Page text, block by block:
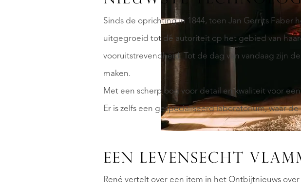
Sinds de oprichting in 1844, toen Jan Gerrits Faber
uitgegroeid tot dé autoriteit op het gebied van
vooruitstrevendheid. Tot de dag van vandaag zijn
maken.
Met een scherp oog voor detail en kwaliteit voor
Er is zelfs een gespecialiseerd laboratorium, waar
EEN LEVENSECHT
René vertelt over een item in het Ontbijtnieuws